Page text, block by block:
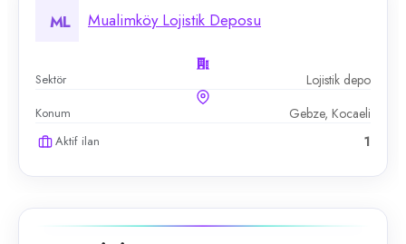
ML Mualimköy Lojistik Deposu
Sektör Lojistik depo
Konum Gebze, Kocaeli
Aktif ilan 1